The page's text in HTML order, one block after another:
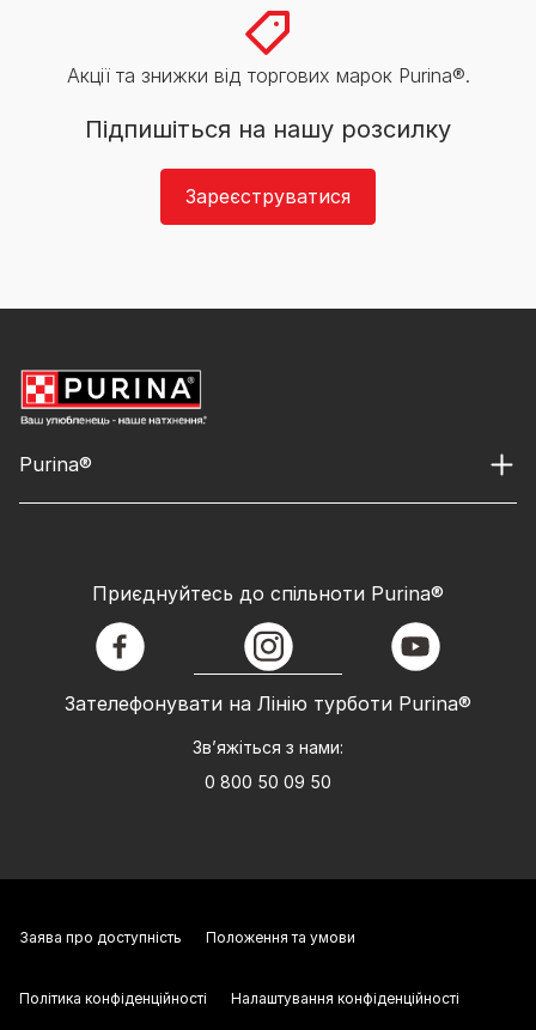
Акції та знижки від торгових марок Purina®.
Підпишіться на нашу розсилку
Зареєструватися
Purina®
Зателефонувати на Лінію турботи Purina®
Зв’яжіться з нами:
0 800 50 09 50
Приєднуйтесь до спільноти Purina®
facebook instagram youtube
Заява про доступність Положення та умови
Політика конфіденційності Налаштування конфіденційності